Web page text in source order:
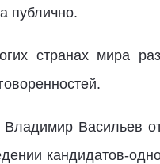
публично.
странах мира
Васильев
кандидатов-